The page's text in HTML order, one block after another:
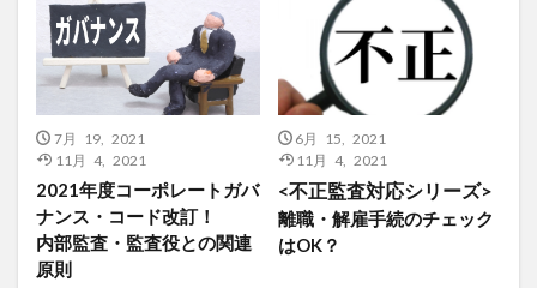
7月 19, 2021
11月 4, 2021
2021年度コーポレートガバ
ナンス・コード改訂！
内部監査・監査役との関連
原則
6月 15, 2021
11月 4, 2021
<不正監査対応シリーズ>
離職・解雇手続のチェック
はOK？